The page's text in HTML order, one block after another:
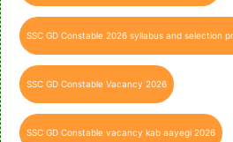
SSC GD Constable 2026 syllabus and selection
SSC GD Constable Vacancy 2026
SSC GD Constable vacancy kab aayegi 2026